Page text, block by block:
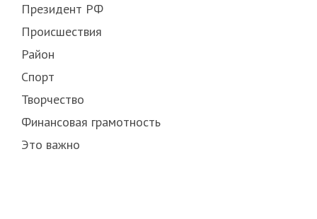
Президент РФ
Происшествия
Район
Спорт
Творчество
Финансовая грамотность
Это важно